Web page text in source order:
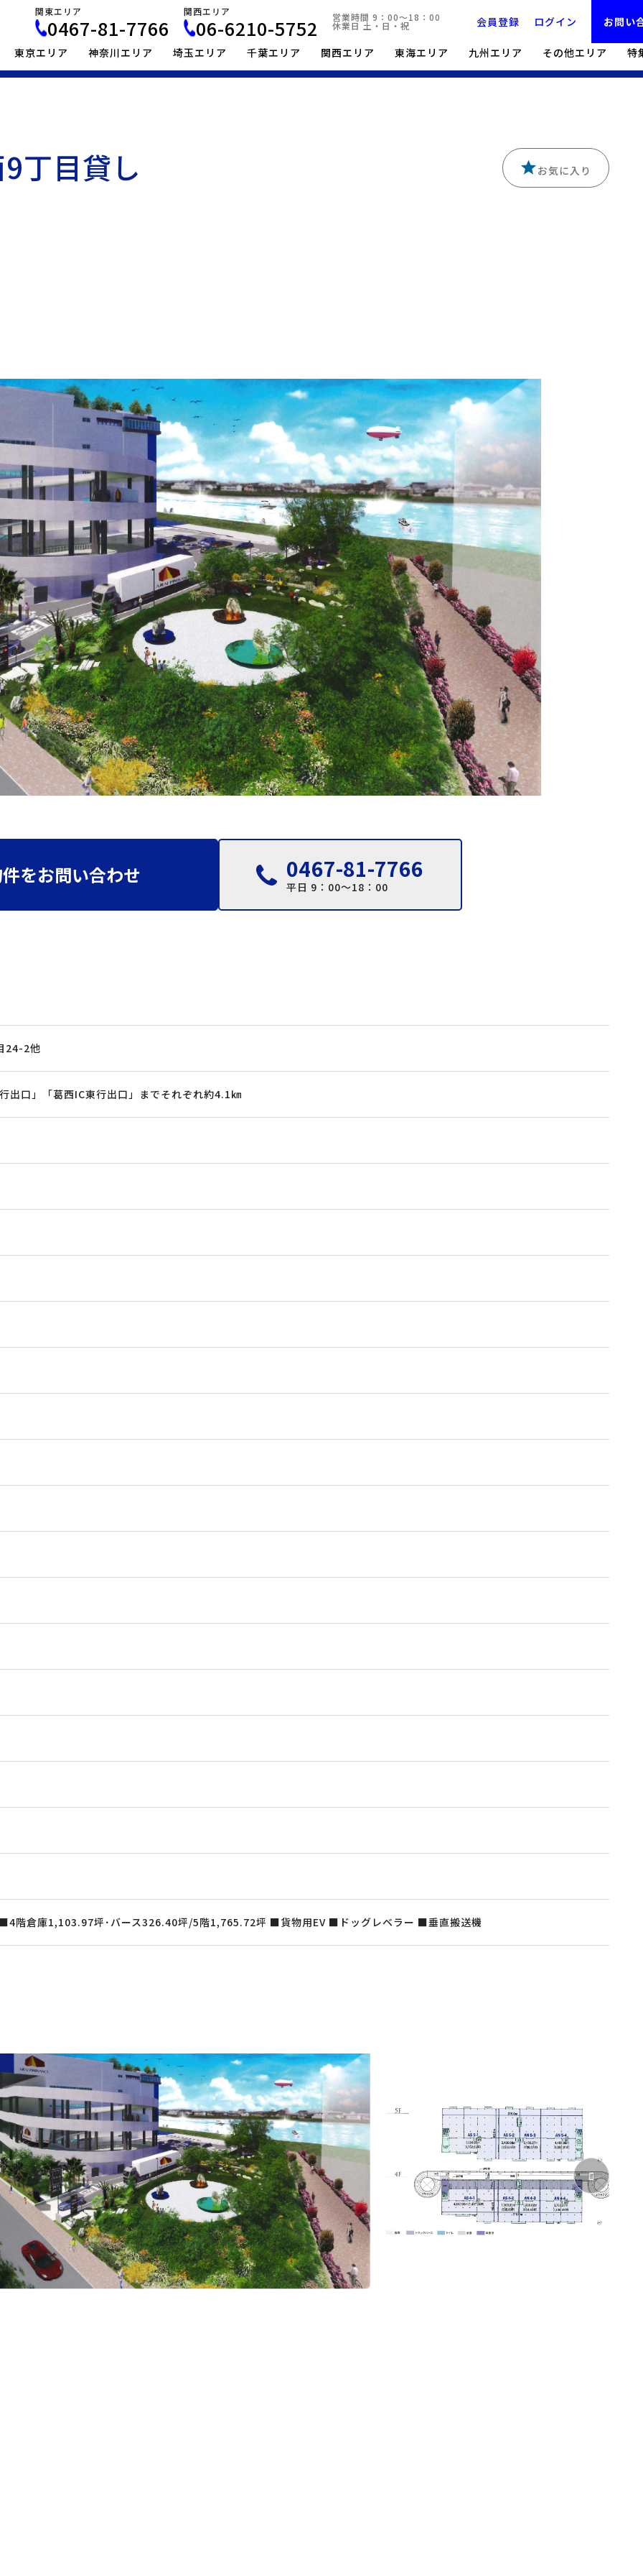
関東エリア
0467-81-7766
関西エリア
06-6210-5752 営業時間 9：00～18：00
休業日 土・日・祝 会員登録 ログイン お問い
東京エリア 神奈川エリア 埼玉エリア 千葉エリア 関西エリア 東海エリア 九州エリア その他エリア 特
LOGIPICK:TOP 貸し倉庫一覧・検索 東京都江戸川区貸し倉庫一覧・検索 東京都江戸川区東葛西9丁目貸し倉庫｜4-5階
丁目貸し お気に入り
をお問い合わせ 0467-81-7766
平日 9：00～18：00
24-2他
出口」「葛西IC東行出口」までそれぞれ約4.1㎞
階倉庫1,103.97坪･バース326.40坪/5階1,765.72坪 ■貨物用EV ■ドッグレベラー ■垂直搬送機